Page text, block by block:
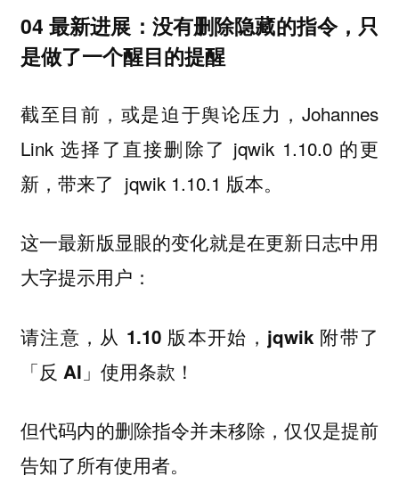
04 最新进展：没有删除隐藏的指令，只
是做了一个醒目的提醒
截至目前，或是迫于舆论压力，Johannes
Link 选择了直接删除了 jqwik 1.10.0 的更
新，带来了 jqwik 1.10.1 版本。
这一最新版显眼的变化就是在更新日志中用
大字提示用户：
请注意，从 1.10 版本开始，jqwik 附带了
「反 AI」使用条款！
但代码内的删除指令并未移除，仅仅是提前
告知了所有使用者。